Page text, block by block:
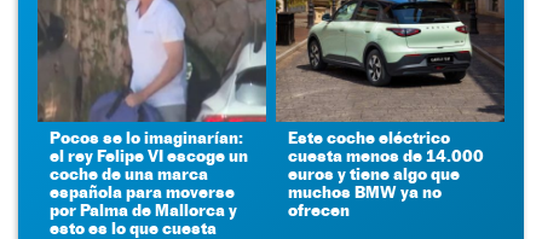
Pocos se lo imaginarían:
el rey Felipe VI escoge un
coche de una marca
española para moverse
por Palma de Mallorca y
esto es lo que cuesta
Este coche eléctrico
cuesta menos de 14.000
euros y tiene algo que
muchos BMW ya no
ofrecen